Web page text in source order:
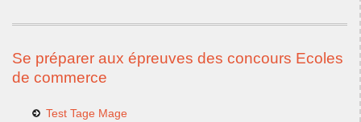
Se préparer aux épreuves des concours Ecoles
de commerce
Test Tage Mage